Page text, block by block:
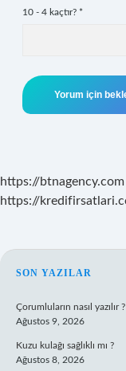
10 - 4 kaçtır? *
https://btnagency.com
https://
SON YAZILAR
Çorumluların nasıl yazılır ?
Ağustos 9, 2026
Kuzu kulağı sağlıklı mı ?
Ağustos 8, 2026